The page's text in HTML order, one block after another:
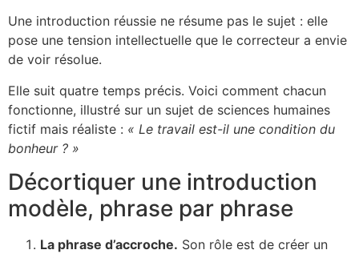
Une introduction réussie ne résume pas le sujet : elle
pose une tension intellectuelle que le correcteur a envie
de voir résolue.
Elle suit quatre temps précis. Voici comment chacun
fonctionne, illustré sur un sujet de sciences humaines
fictif mais réaliste : « Le travail est-il une condition du
bonheur ? »
Décortiquer une introduction
modèle, phrase par phrase
La phrase d’accroche. Son rôle est de créer un